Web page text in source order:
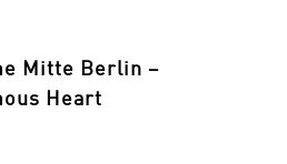
Mitte Berlin –
Heart